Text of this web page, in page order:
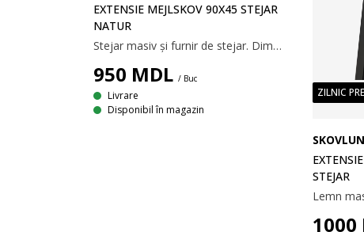
EXTENSIE MEJLSKOV 90X45 STEJAR
NATUR
Stejar masiv și furnir de stejar. Dimensiuni: 90x45x3 cm.
950 MDL / Buc
Livrare
Disponibil în magazin
ZILNIC
STEJAR
1000